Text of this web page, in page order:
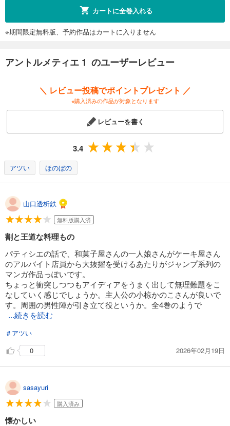
カートに全巻入れる
※期間限定無料版、予約作品はカートに入りません
アントルメティエ 1 のユーザーレビュー
＼ レビュー投稿でポイントプレゼント ／
※購入済みの作品が対象となります
レビューを書く
3.4
アツい ほのぼの
山口透析鉄
無料版購入済
割と王道な料理もの
パティシエの話で、和菓子屋さんの一人娘さんがケーキ屋さん
のアルバイト店員から大抜擢を受けるあたりがジャンプ系列の
マンガ作品っぽいです。
ちょっと衝突しつつもアイディアをうまく出して無理難題をこ
なしていく感じでしょうか。主人公の小椋かのこさんが良いで
す。周囲の男性陣が引き立て役というか。全4巻のようで
...続きを読む
＃アツい
0
2026年02月19日
sasayuri
購入済み
懐かしい